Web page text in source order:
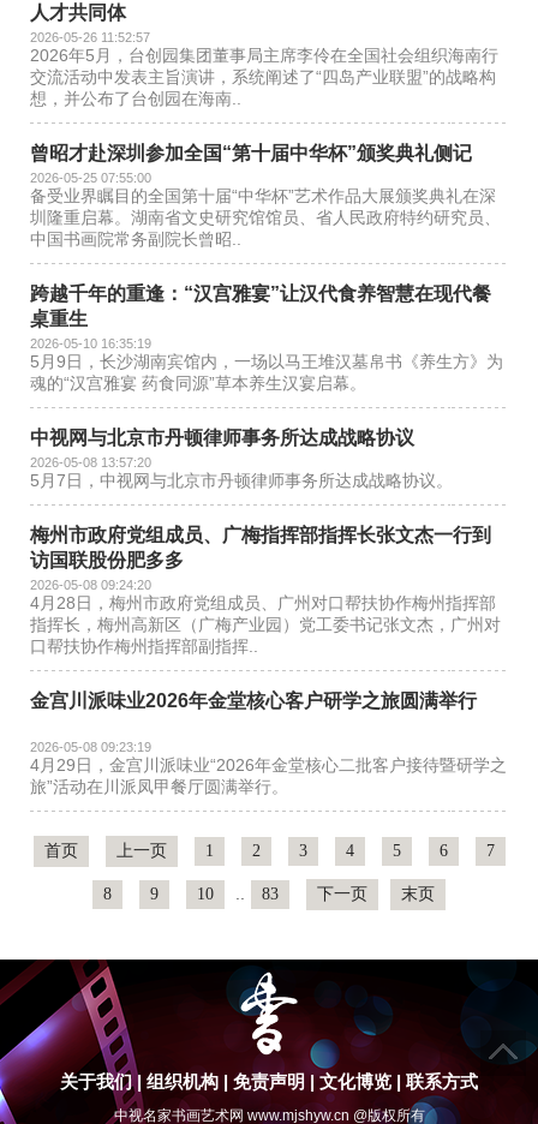
人才共同体
2026-05-26 11:52:57
2026年5月，台创园集团董事局主席李伶在全国社会组织海南行
交流活动中发表主旨演讲，系统阐述了“四岛产业联盟”的战略构
想，并公布了台创园在海南..
曾昭才赴深圳参加全国“第十届中华杯”颁奖典礼侧记
2026-05-25 07:55:00
备受业界瞩目的全国第十届“中华杯”艺术作品大展颁奖典礼在深
圳隆重启幕。湖南省文史研究馆馆员、省人民政府特约研究员、
中国书画院常务副院长曾昭..
跨越千年的重逢：“汉宫雅宴”让汉代食养智慧在现代餐
桌重生
2026-05-10 16:35:19
5月9日，长沙湖南宾馆内，一场以马王堆汉墓帛书《养生方》为
魂的“汉宫雅宴 药食同源”草本养生汉宴启幕。
中视网与北京市丹顿律师事务所达成战略协议
2026-05-08 13:57:20
5月7日，中视网与北京市丹顿律师事务所达成战略协议。
梅州市政府党组成员、广梅指挥部指挥长张文杰一行到
访国联股份肥多多
2026-05-08 09:24:20
4月28日，梅州市政府党组成员、广州对口帮扶协作梅州指挥部
指挥长，梅州高新区（广梅产业园）党工委书记张文杰，广州对
口帮扶协作梅州指挥部副指挥..
金宫川派味业2026年金堂核心客户研学之旅圆满举行
2026-05-08 09:23:19
4月29日，金宫川派味业“2026年金堂核心二批客户接待暨研学之
旅”活动在川派凤甲餐厅圆满举行。
首页 上一页 1 2 3 4 5 6 7
8 9 10 .. 83 下一页 末页
关于我们| 组织机构 免责声明 文化博览 联系方式
中视名家书画艺术网 www.mjshyw.cn @版权所有